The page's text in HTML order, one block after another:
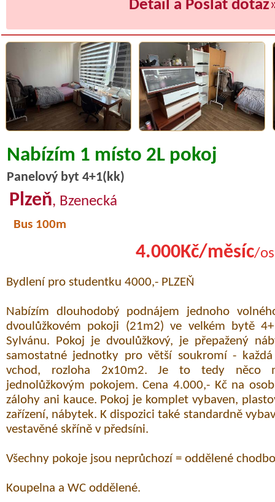
Detail a Poslat dotaz
Nabízím 1 místo 2L pokoj
Panelový byt 4+1(kk)
Plzeň, Bzenecká
Bus 100m
4.000Kč/měsíc/
Bydlení pro studentku 4000,- PLZEŇ
Nabízím dlouhodobý podnájem jednoho
dvoulůžkovém pokoji (21m2) ve velkém bytě
Sylvánu. Pokoj je dvoulůžkový, je přepažený
samostatné jednotky pro větší soukromí -
vchod, rozloha 2x10m2. Je to tedy něco
jednolůžkovým pokojem. Cena 4.000,- Kč na
zálohy ani kauce. Pokoj je komplet vybaven,
zařízení, nábytek. K dispozici také standardně
vestavěné skříně v předsíni.
Všechny pokoje jsou neprůchozí = oddělené
Koupelna a WC oddělené.